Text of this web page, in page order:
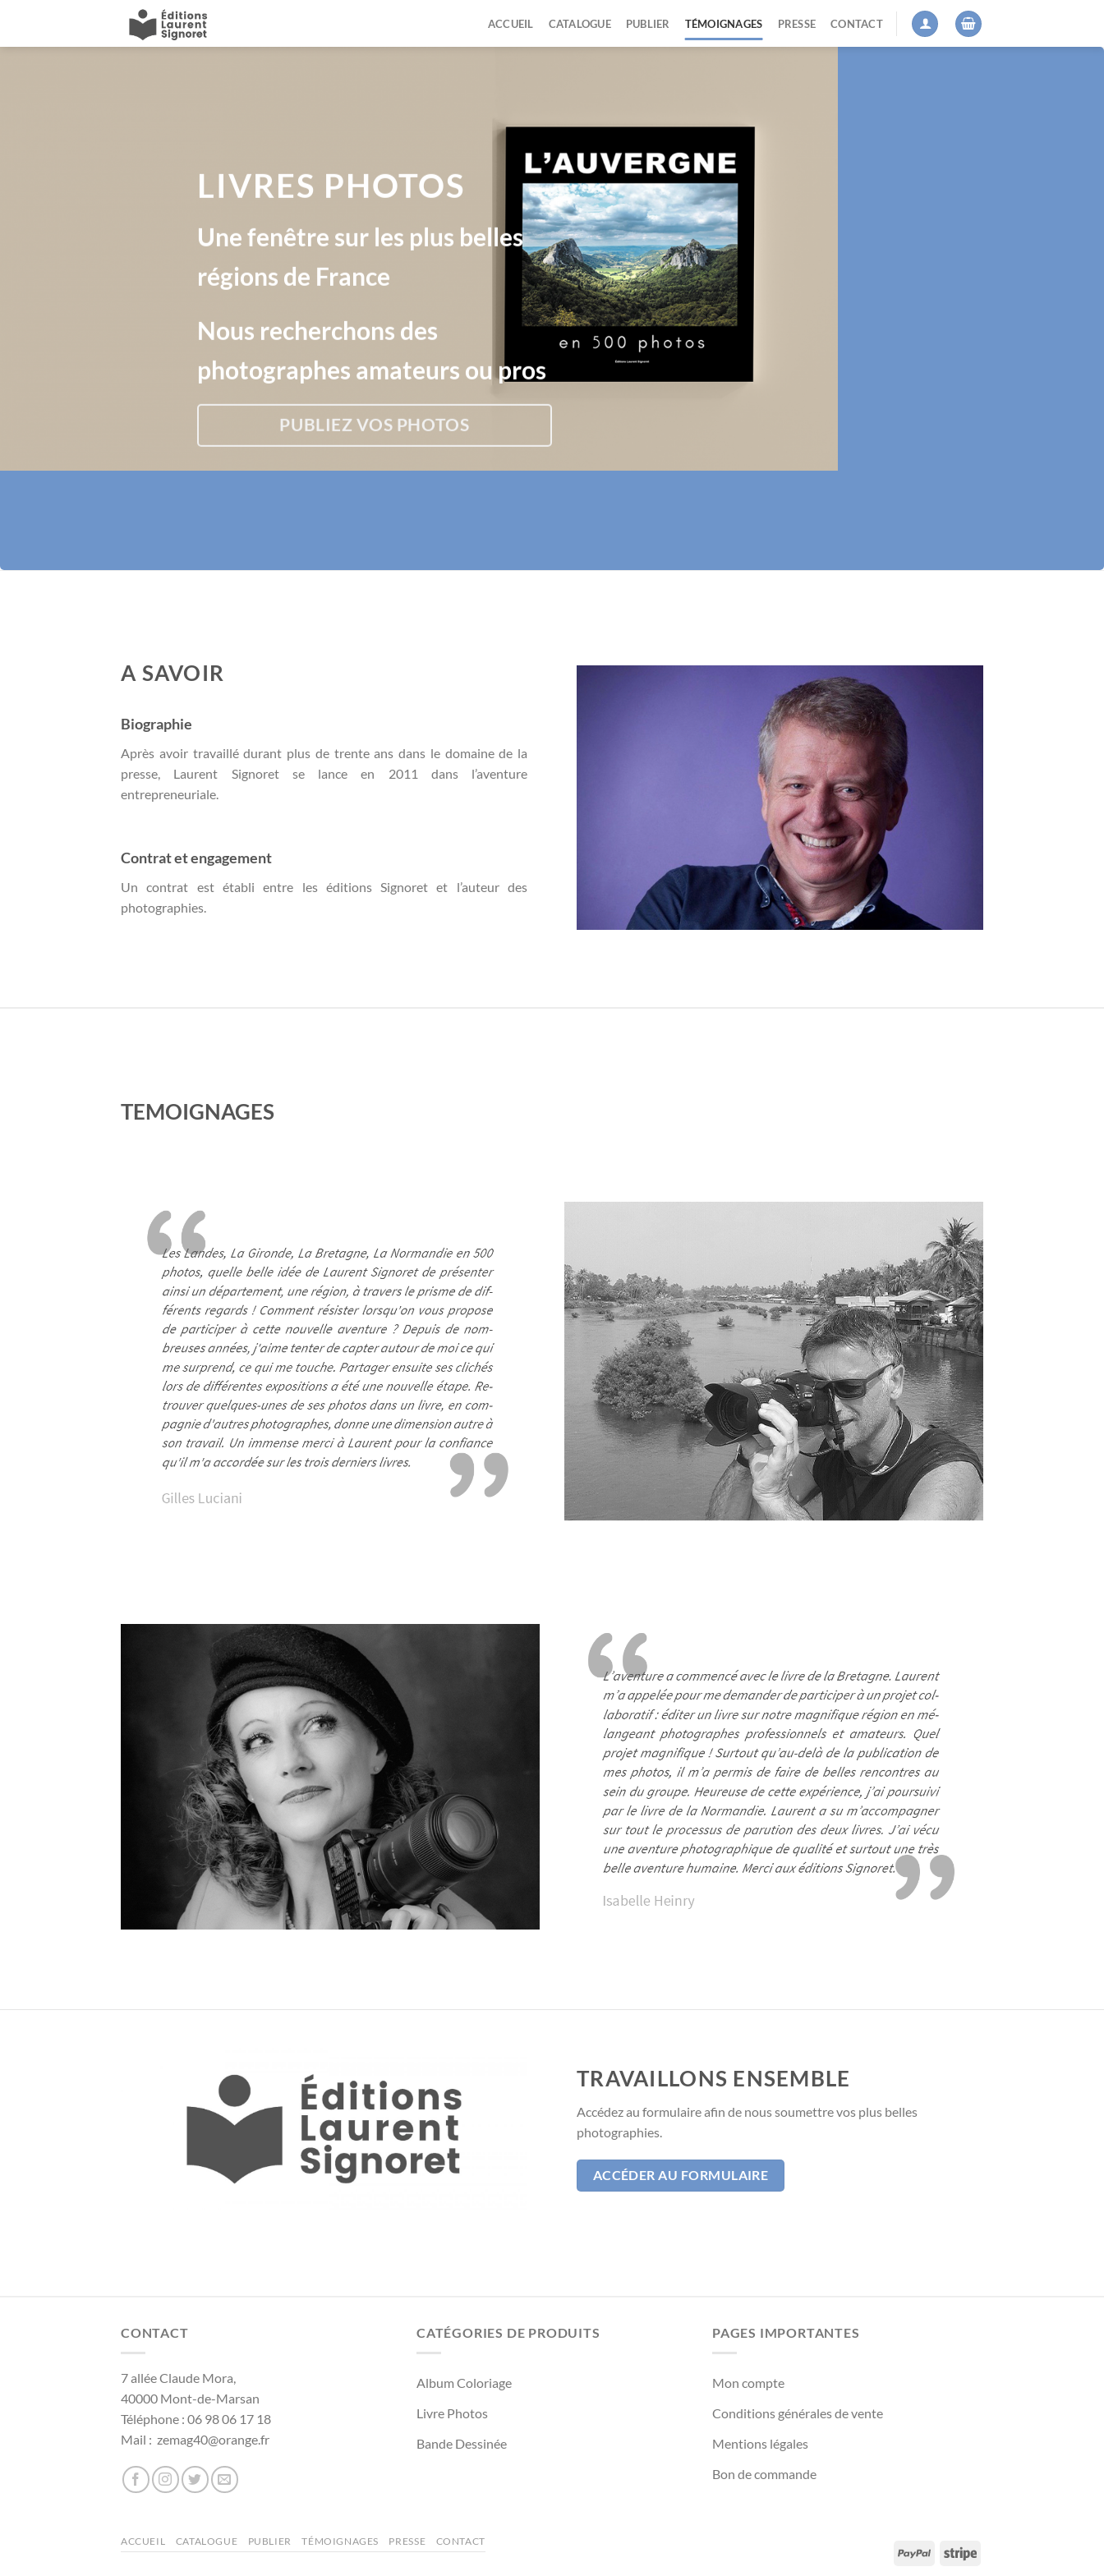
contenu
ACCUEIL CATALOGUE PUBLIER TÉMOIGNAGES PRESSE CONTACT
LIVRES PHOTOS
Une fenêtre sur les plus belles
régions de France
Nous recherchons des
photographes amateurs ou pros
PUBLIEZ VOS PHOTOS
A SAVOIR
Biographie
Après avoir travaillé durant plus de trente ans dans le domaine de la
presse, Laurent Signoret se lance en 2011 dans l’aventure
entrepreneuriale.
Contrat et engagement
Un contrat est établi entre les éditions Signoret et l’auteur des
photographies.
TEMOIGNAGES
TRAVAILLONS ENSEMBLE
Accédez au formulaire afin de nous soumettre vos plus belles
photographies.
ACCÉDER AU FORMULAIRE
CONTACT
7 allée Claude Mora,
40000 Mont-de-Marsan
Téléphone : 06 98 06 17 18
Mail : zemag40@orange.fr
CATÉGORIES DE PRODUITS
Album Coloriage
Livre Photos
Bande Dessinée
PAGES IMPORTANTES
Mon compte
Conditions générales de vente
Mentions légales
Bon de commande
ACCUEIL CATALOGUE PUBLIER TÉMOIGNAGES PRESSE CONTACT